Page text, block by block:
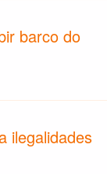
barco do
ilegalidades